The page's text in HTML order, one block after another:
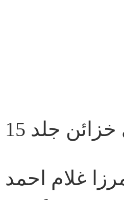
جلد 15
غلام احمد